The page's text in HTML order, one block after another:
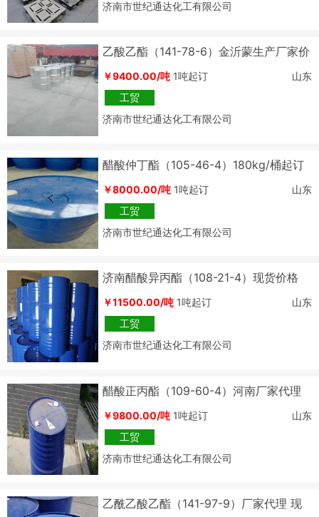
济南市世纪通达化工有限公司
乙酸乙酯（141-78-6）金沂蒙生产厂家价
￥9400.00/吨 1吨起订
山东
工贸
济南市世纪通达化工有限公司
醋酸仲丁酯（105-46-4）180kg/桶起订
￥8000.00/吨 1吨起订
山东
工贸
济南市世纪通达化工有限公司
济南醋酸异丙酯（108-21-4）现货价格
￥11500.00/吨 1吨起订
山东
工贸
济南市世纪通达化工有限公司
醋酸正丙酯（109-60-4）河南厂家代理
￥9800.00/吨 1吨起订
山东
工贸
济南市世纪通达化工有限公司
乙酰乙酸乙酯（141-97-9）厂家代理 现